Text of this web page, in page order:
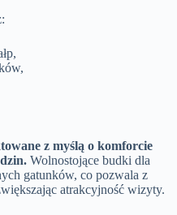
z myślą o komforcie
Wolnostojące budki dla
gatunków, co pozwala z
atrakcyjność wizyty.